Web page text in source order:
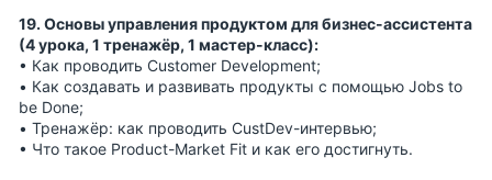
19. Основы управления продуктом для бизнес-ассистента
(4 урока, 1 тренажёр, 1 мастер-класс):
• Как проводить Customer Development;
• Как создавать и развивать продукты с помощью Jobs to
be Done;
• Тренажёр: как проводить CustDev-интервью;
• Что такое Product-Market Fit и как его достигнуть.